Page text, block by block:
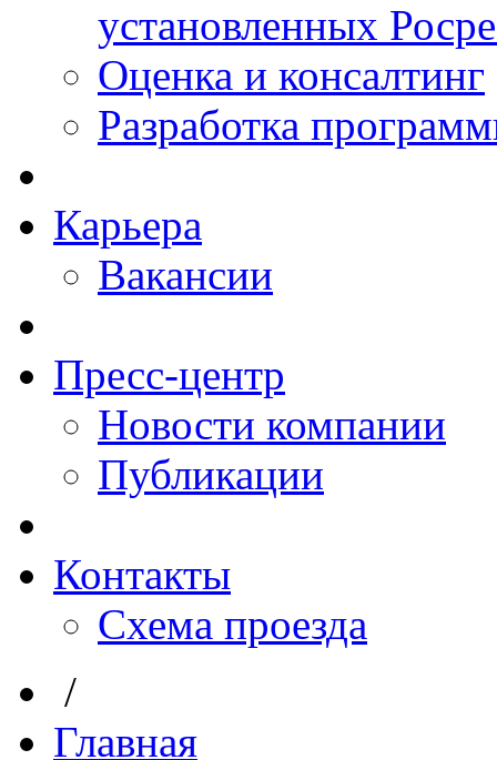
установленных
Оценка и консалтинг
Разработка
Карьера
Вакансии
Пресс-центр
Новости компании
Публикации
Контакты
Схема проезда
/
Главная